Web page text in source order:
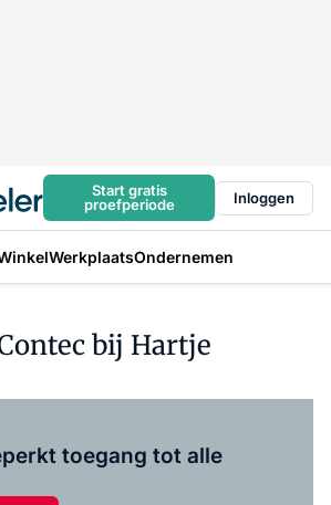
Start gratis
proefperiode
Inloggen
WerkplaatsOndernemen
bij Hartje
toegang tot alle